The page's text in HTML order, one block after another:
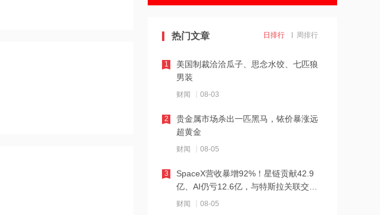
19:32
价约72.88港元
19:31
为策应伊朗对美博弈
19:30
万股 每股作价约82.62港元
19:29
热门文章 日排行 周排行
美国制裁洽洽瓜子、思念水饺、七匹狼
男装
财闻 08-03
1
贵金属市场杀出一匹黑马，铱价暴涨远
超黄金
财闻 08-05
2
SpaceX营收暴增92%！星链贡献42.9
亿、AI仍亏12.6亿，与特斯拉关联交易
曝光
财闻 08-05
3